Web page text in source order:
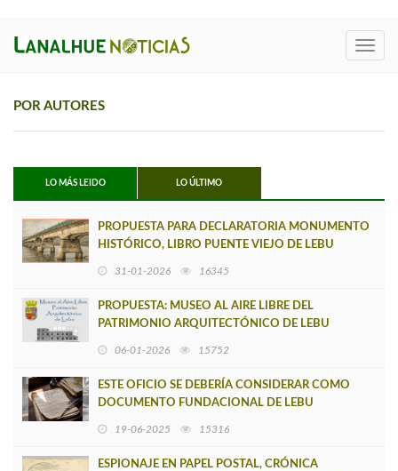
POR AUTORES
LO MÁS LEIDO LO ÚLTIMO
PROPUESTA PARA DECLARATORIA MONUMENTO
HISTÓRICO, LIBRO PUENTE VIEJO DE LEBU
31-01-2026 16345
PROPUESTA: MUSEO AL AIRE LIBRE DEL
PATRIMONIO ARQUITECTÓNICO DE LEBU
06-01-2026 15752
ESTE OFICIO SE DEBERÍA CONSIDERAR COMO
DOCUMENTO FUNDACIONAL DE LEBU
19-06-2025 15316
ESPIONAJE EN PAPEL POSTAL, CRÓNICA